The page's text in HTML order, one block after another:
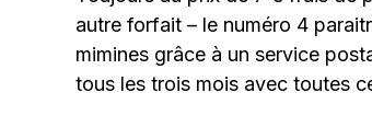
autre forfait – le numéro 4
mimines grâce à un service
tous les trois mois avec toutes